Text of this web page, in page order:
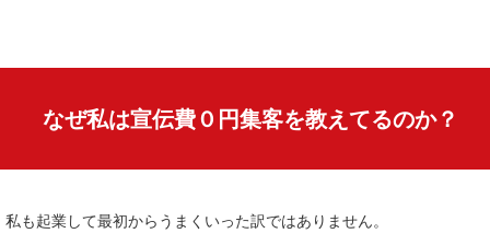
なぜ私は宣伝費０円集客を教えてるのか？
私も起業して最初からうまくいった訳ではありません。